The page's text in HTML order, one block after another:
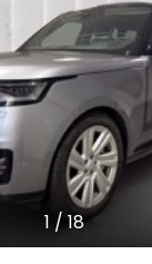
1 / 18